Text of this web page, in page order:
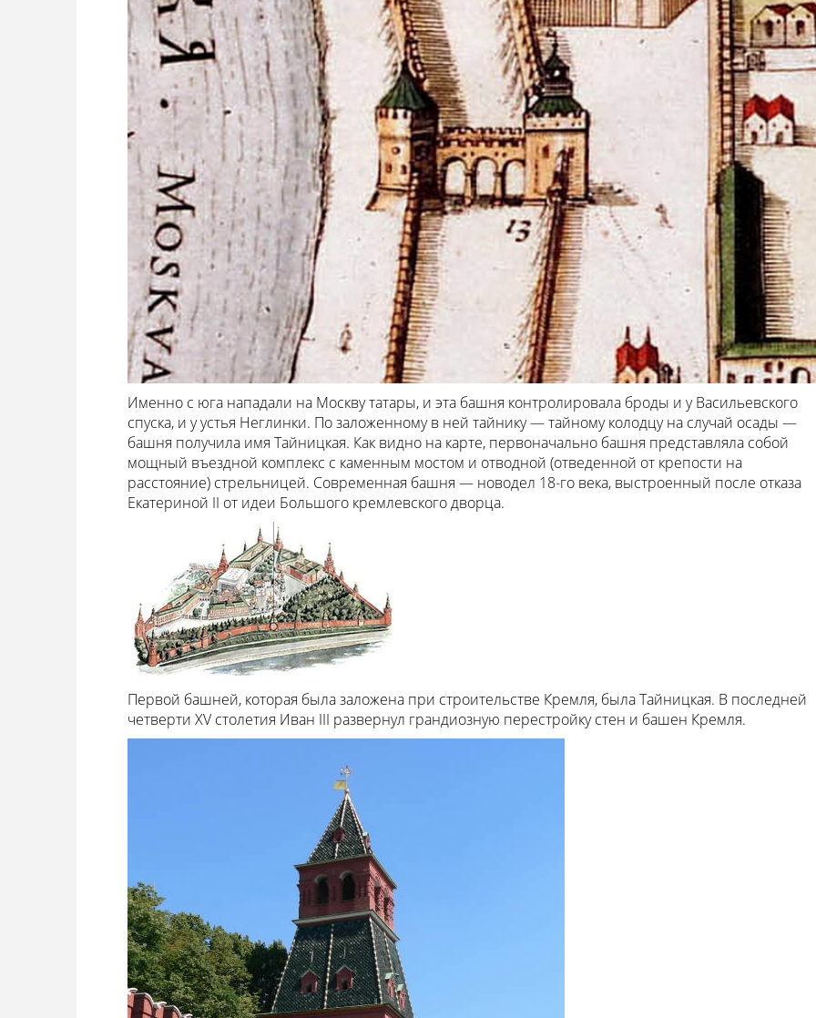
Именно с юга нападали на Москву татары, и эта башня контролировала броды и у Васильевского
спуска, и у устья Неглинки. По заложенному в ней тайнику — тайному колодцу на случай осады —
башня получила имя Тайницкая. Как видно на карте, первоначально башня представляла собой
мощный въездной комплекс с каменным мостом и отводной (отведенной от крепости на
расстояние) стрельницей. Современная башня — новодел 18-го века, выстроенный после отказа
Екатериной II от идеи Большого кремлевского дворца.
Первой башней, которая была заложена при строительстве Кремля, была Тайницкая. В последней
четверти XV столетия Иван III развернул грандиозную перестройку стен и башен Кремля.